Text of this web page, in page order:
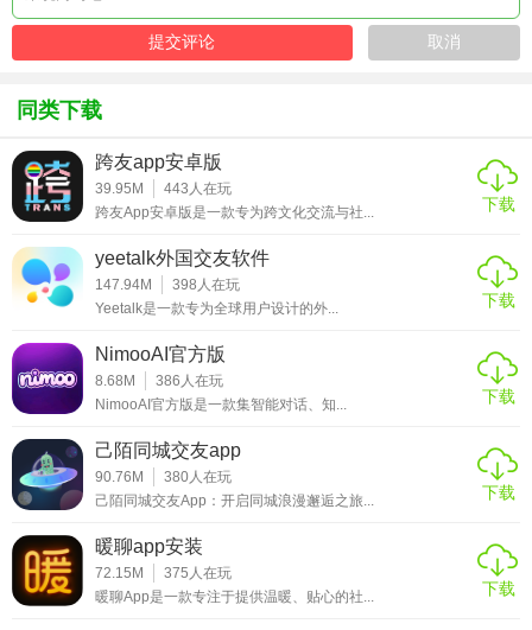
5. 学习提升：利用天文知识库功能，不断学习天文知识，提
升个人天文素养。
【星空之遇2.10.13版本推荐】
对于所有对天文学感兴趣的朋友，无论是初学者还是资深爱
好者，星空之遇2.10.13版本都是一个不可多得的好帮手，它
不仅能让你在家就能“观星”，还能促进你与全球天文爱好者的
同类下载
跨友app安卓版
39.95M 443 人在玩
跨友App安卓版是一款专为跨文化交流与社...
下载
yeetalk外国交友软件
147.94M 398 人在玩
Yeetalk是一款专为全球用户设计的外...
下载
NimooAI官方版
8.68M 386 人在玩
NimooAI官方版是一款集智能对话、知...
下载
己陌同城交友app
90.76M 380 人在玩
己陌同城交友App：开启同城浪漫邂逅之旅...
下载
暖聊app安装
72.15M 375 人在玩
暖聊App是一款专注于提供温暖、贴心的社...
下载